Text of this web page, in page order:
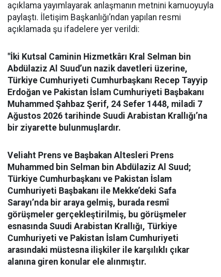
açıklama yayımlayarak anlaşmanın metnini kamuoyuyla
paylaştı. İletişim Başkanlığı’ndan yapılan resmi
açıklamada şu ifadelere yer verildi:
"İki Kutsal Caminin Hizmetkârı Kral Selman bin
Abdülaziz Al Suud’un nazik davetleri üzerine,
Türkiye Cumhuriyeti Cumhurbaşkanı Recep Tayyip
Erdoğan ve Pakistan İslam Cumhuriyeti Başbakanı
Muhammed Şahbaz Şerif, 24 Sefer 1448, miladi 7
Ağustos 2026 tarihinde Suudi Arabistan Krallığı’na
bir ziyarette bulunmuşlardır.
Veliaht Prens ve Başbakan Altesleri Prens
Muhammed bin Selman bin Abdülaziz Al Suud;
Türkiye Cumhurbaşkanı ve Pakistan İslam
Cumhuriyeti Başbakanı ile Mekke’deki Safa
Sarayı’nda bir araya gelmiş, burada resmî
görüşmeler gerçekleştirilmiş, bu görüşmeler
esnasında Suudi Arabistan Krallığı, Türkiye
Cumhuriyeti ve Pakistan İslam Cumhuriyeti
arasındaki müstesna ilişkiler ile karşılıklı çıkar
alanına giren konular ele alınmıştır.